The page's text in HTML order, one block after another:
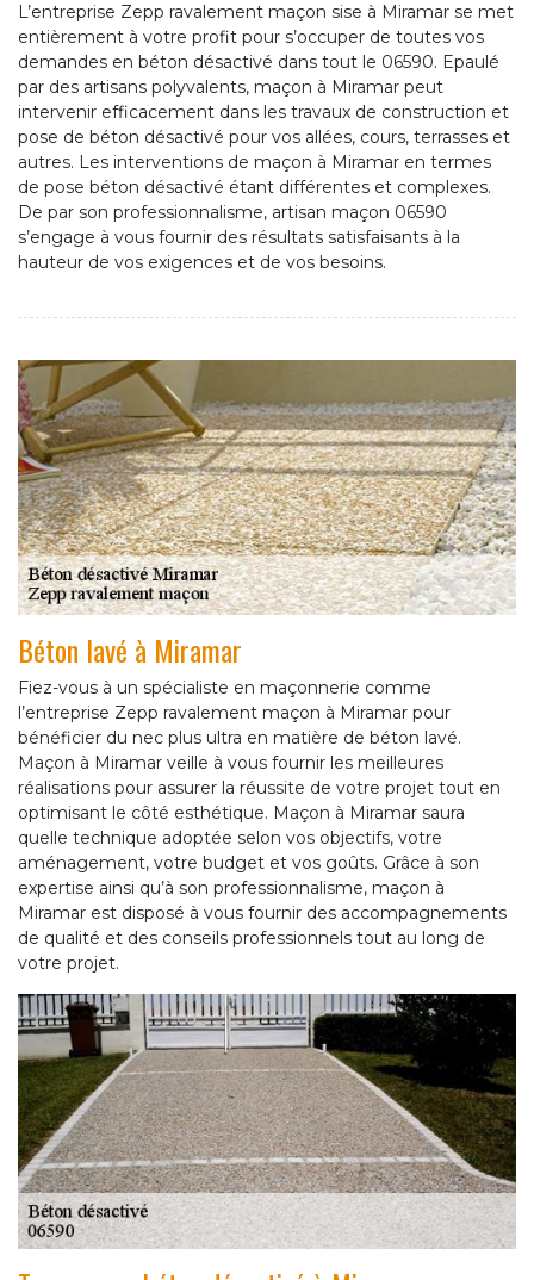
L’entreprise Zepp ravalement maçon sise à Miramar se met
entièrement à votre profit pour s’occuper de toutes vos
demandes en béton désactivé dans tout le 06590. Epaulé
par des artisans polyvalents, maçon à Miramar peut
intervenir efficacement dans les travaux de construction et
pose de béton désactivé pour vos allées, cours, terrasses et
autres. Les interventions de maçon à Miramar en termes
de pose béton désactivé étant différentes et complexes.
De par son professionnalisme, artisan maçon 06590
s’engage à vous fournir des résultats satisfaisants à la
hauteur de vos exigences et de vos besoins.
Béton lavé à Miramar
Fiez-vous à un spécialiste en maçonnerie comme
l’entreprise Zepp ravalement maçon à Miramar pour
bénéficier du nec plus ultra en matière de béton lavé.
Maçon à Miramar veille à vous fournir les meilleures
réalisations pour assurer la réussite de votre projet tout en
optimisant le côté esthétique. Maçon à Miramar saura
quelle technique adoptée selon vos objectifs, votre
aménagement, votre budget et vos goûts. Grâce à son
expertise ainsi qu’à son professionnalisme, maçon à
Miramar est disposé à vous fournir des accompagnements
de qualité et des conseils professionnels tout au long de
votre projet.